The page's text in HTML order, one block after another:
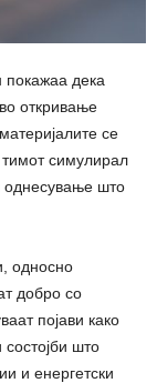
покажаа дека
откривање
се
симулирал
однесување што
односно
добро со
појави како
што
и енергетски